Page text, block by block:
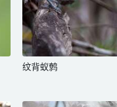
纹背蚁鹩